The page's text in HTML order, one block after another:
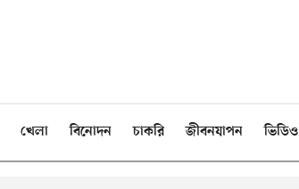
খেলা বিনোদন চাকরি জীবনযাপন ভিডিও